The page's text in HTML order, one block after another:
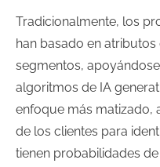
Tradicionalmente, los
han basado en
segmentos,
algoritmos de IA
enfoque más matizado,
de los clientes para
tienen probabilidades